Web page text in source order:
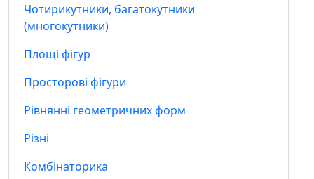
Чотирикутники, багатокутники
(многокутники)
Площі фігур
Просторові фігури
Рівнянні геометричних форм
Різні
Комбінаторика